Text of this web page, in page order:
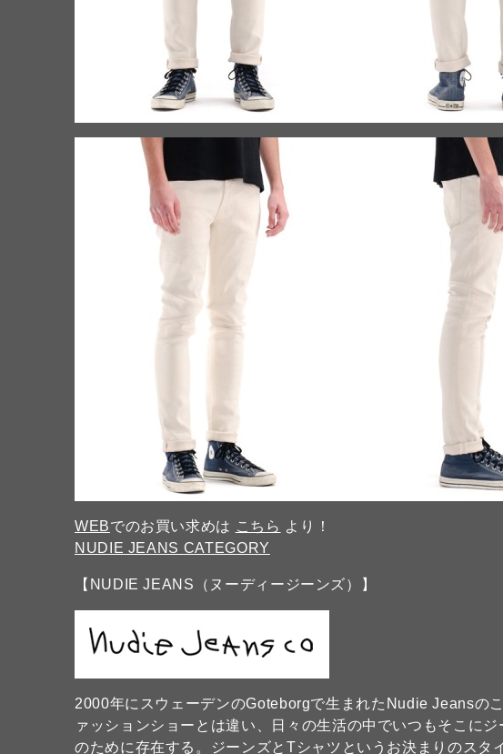
WEBでのお買い求めは こちら より！
NUDIE JEANS CATEGORY
【NUDIE JEANS（ヌーディージーンズ）】
2000年にスウェーデンのGoteborgで生まれたNudie Jeansの
ァッションショーとは違い、日々の生活の中でいつもそこに
のために存在する。ジーンズとTシャツというお決まりのスタ